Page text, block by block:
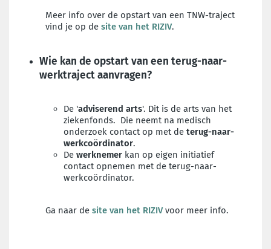
Meer info over de opstart van een TNW-traject
vind je op de site van het RIZIV.
Wie kan de opstart van een terug-naar-
werktraject aanvragen?
De 'adviserend arts'. Dit is de arts van het
ziekenfonds. Die neemt na medisch
onderzoek contact op met de terug-naar-
werkcoördinator.
De werknemer kan op eigen initiatief
contact opnemen met de terug-naar-
werkcoördinator.
Ga naar de site van het RIZIVvoor meer info.